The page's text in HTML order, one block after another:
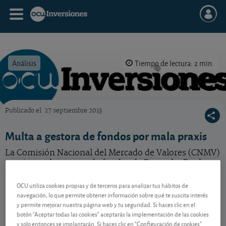
Análisis Tiempo de lectura: 2 min.
Publicado el 27 septiembre 2013
Multa a gestora de fondos por mala praxis
La Comisión Nacional del Mercado de Valores (CNMV)
sanciona a la gestora de fondos de Deutsche Bank por
Contenido reservado a SOCIOS
OCU utiliza cookies propias y de terceros para analizar tus hábitos de
navegación, lo que permite obtener información sobre qué te suscita interés
y permite mejorar nuestra página web y tu seguridad. Si haces clic en el
botón "Aceptar todas las cookies" aceptarás la implementación de las cookies
y solo entonces se implantarán. Si haces clic en "Configuración de cookies"